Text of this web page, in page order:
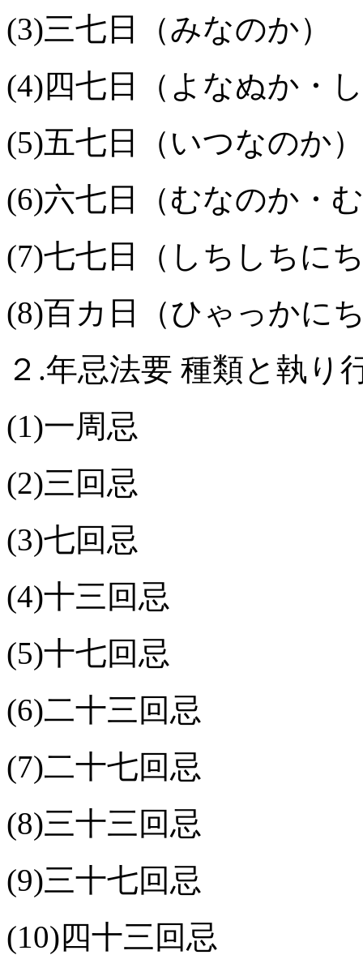
(3)三七日（みなのか）
(4)四七日（よなぬか・
(5)五七日（いつなのか）
(6)六七日（むなのか・
(7)七七日（しちしちに
(8)百カ日（ひゃっかに
２.年忌法要 種類と執り
(1)一周忌
(2)三回忌
(3)七回忌
(4)十三回忌
(5)十七回忌
(6)二十三回忌
(7)二十七回忌
(8)三十三回忌
(9)三十七回忌
(10)四十三回忌